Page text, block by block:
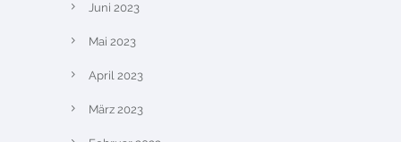
Juni 2023
Mai 2023
April 2023
März 2023